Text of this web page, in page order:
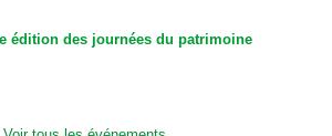
édition des journées du patrimoine